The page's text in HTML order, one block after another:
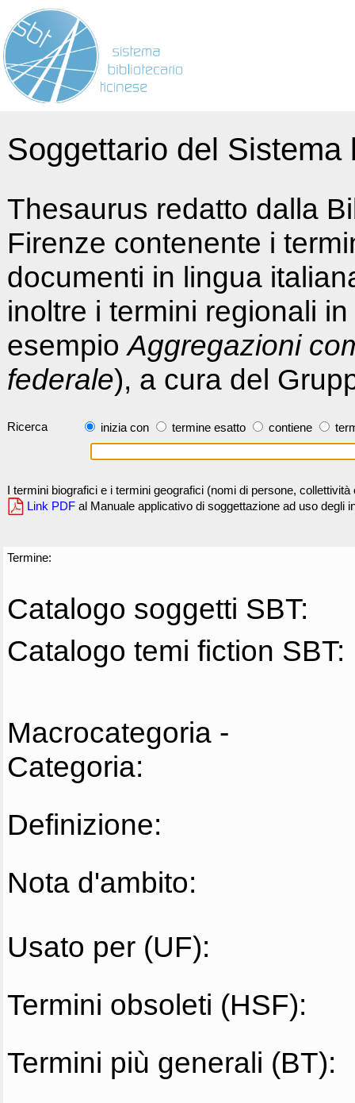
Soggettario del
Thesaurus redatto dalla
Firenze contenente i
documenti in lingua
inoltre i termini regionali
esempioAggregazioni
federale), a cura del
Ricerca inizia con termine esatto contiene
I termini biografici e i termini geografici (nomi di persone,
Link PDF al Manuale applicativo di soggettazione ad uso degli
Termine:
Catalogo soggetti SBT:
Catalogo temi fiction SBT:
Macrocategoria -
Categoria:
Definizione:
Nota d'ambito:
Usato per (UF):
Termini obsoleti (HSF):
Termini più generali (BT):